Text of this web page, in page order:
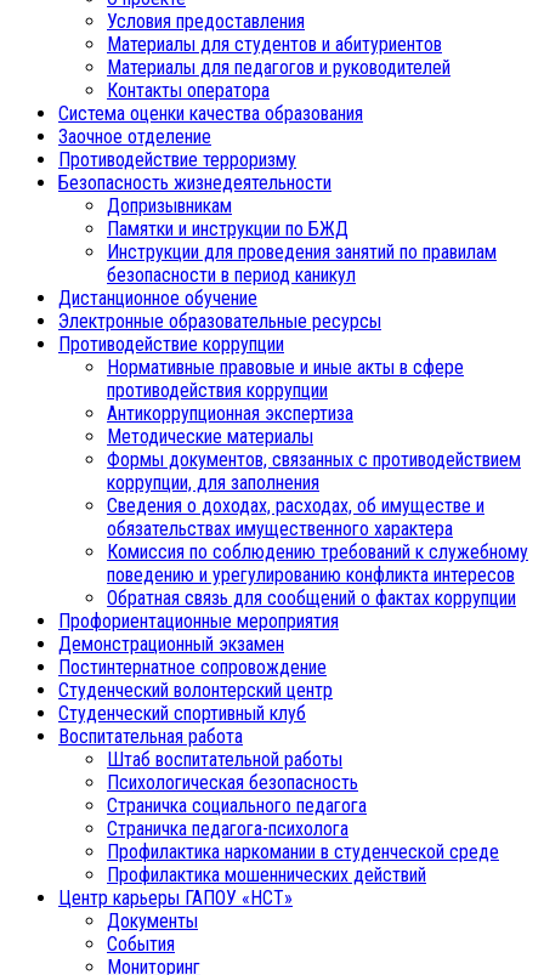
Условия предоставления
Материалы для студентов и абитуриентов
Материалы для педагогов и руководителей
Контакты оператора
Система оценки качества образования
Заочное отделение
Противодействие терроризму
Безопасность жизнедеятельности
Допризывникам
Памятки и инструкции по БЖД
Инструкции для проведения занятий по правилам
безопасности в период каникул
Дистанционное обучение
Электронные образовательные ресурсы
Противодействие коррупции
Нормативные правовые и иные акты в сфере
противодействия коррупции
Антикоррупционная экспертиза
Методические материалы
Формы документов, связанных с противодействием
коррупции, для заполнения
Сведения о доходах, расходах, об имуществе и
обязательствах имущественного характера
Комиссия по соблюдению требований к служебному
поведению и урегулированию конфликта интересов
Обратная связь для сообщений о фактах коррупции
Профориентационные мероприятия
Демонстрационный экзамен
Постинтернатное сопровождение
Студенческий волонтерский центр
Студенческий спортивный клуб
Воспитательная работа
Штаб воспитательной работы
Психологическая безопасность
Страничка социального педагога
Страничка педагога-психолога
Профилактика наркомании в студенческой среде
Профилактика мошеннических действий
Центр карьеры ГАПОУ «НСТ»
Документы
События
Мониторинг